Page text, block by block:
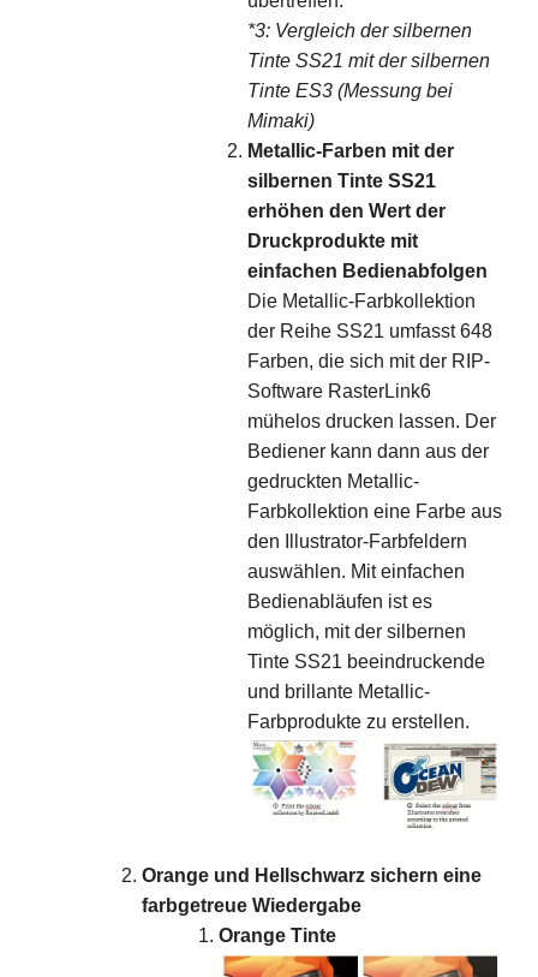
*3: Vergleich der silbernen
Tinte SS21 mit der silbernen
Tinte ES3 (Messung bei
Mimaki)
Metallic-Farben mit der
silbernen Tinte SS21
erhöhen den Wert der
Druckprodukte mit
einfachen Bedienabfolgen
Die Metallic-Farbkollektion
der Reihe SS21 umfasst 648
Farben, die sich mit der RIP-
Software RasterLink6
mühelos drucken lassen. Der
Bediener kann dann aus der
gedruckten Metallic-
Farbkollektion eine Farbe aus
den Illustrator-Farbfeldern
auswählen. Mit einfachen
Bedienabläufen ist es
möglich, mit der silbernen
Tinte SS21 beeindruckende
und brillante Metallic-
Farbprodukte zu erstellen.
Orange und Hellschwarz sichern eine
farbgetreue Wiedergabe
Orange Tinte